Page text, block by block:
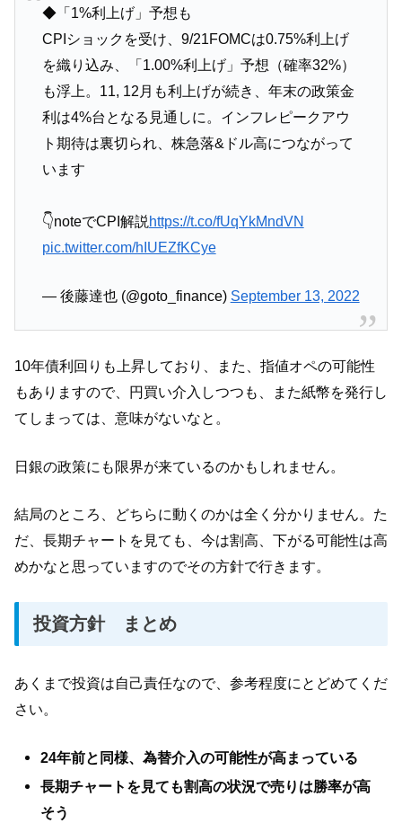
◆「1%利上げ」予想も
CPIショックを受け、9/21FOMCは0.75%利上げ
を織り込み、「1.00%利上げ」予想（確率32%）
も浮上。11, 12月も利上げが続き、年末の政策金
利は4%台となる見通しに。インフレピークアウ
ト期待は裏切られ、株急落&ドル高につながって
います
👇noteでCPI解説 https://t.co/fUqYkMndVN
pic.twitter.com/hIUEZfKCye
— 後藤達也 (@goto_finance) September 13, 2022
10年債利回りも上昇しており、また、指値オペの可能性
もありますので、円買い介入しつつも、また紙幣を発行し
てしまっては、意味がないなと。
日銀の政策にも限界が来ているのかもしれません。
結局のところ、どちらに動くのかは全く分かりません。た
だ、長期チャートを見ても、今は割高、下がる可能性は高
めかなと思っていますのでその方針で行きます。
投資方針 まとめ
あくまで投資は自己責任なので、参考程度にとどめてくだ
さい。
24年前と同様、為替介入の可能性が高まっている
長期チャートを見ても割高の状況で売りは勝率が高
そう